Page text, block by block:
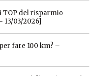
TOP del risparmio
13/03/2026]
fare 100 km? –